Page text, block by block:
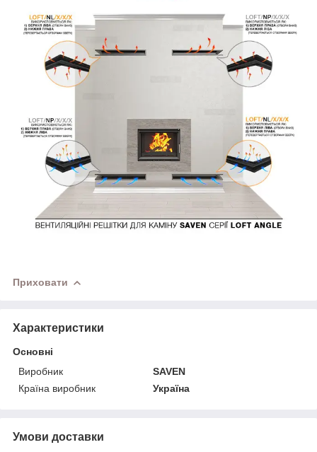
Приховати
Характеристики
Основні
Виробник
SAVEN
Країна виробник
Україна
Умови доставки